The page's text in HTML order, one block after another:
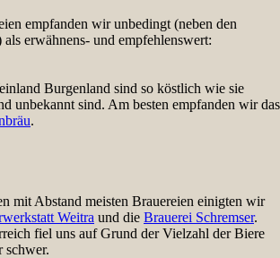
empfanden wir unbedingt (neben den
erwähnens- und empfehlenswert:
Burgenland sind so köstlich wie sie
unbekannt sind. Am besten empfanden wir das
.
mit Abstand meisten Brauereien einigten wir
Weitra und die Brauerei Schremser.
fiel uns auf Grund der Vielzahl der Biere
schwer.